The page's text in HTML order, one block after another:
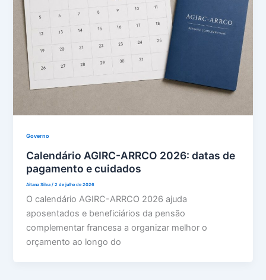
Governo
Calendário AGIRC-ARRCO 2026: datas de
pagamento e cuidados
Aitana Silva/2 de julho de 2026
O calendário AGIRC-ARRCO 2026 ajuda
aposentados e beneficiários da pensão
complementar francesa a organizar melhor o
orçamento ao longo do